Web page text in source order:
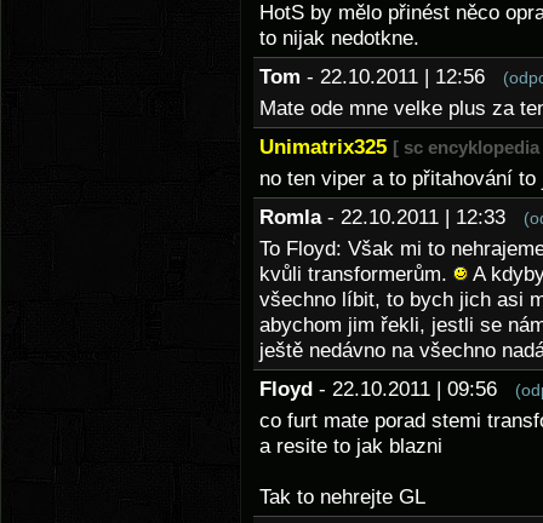
HotS by mělo přinést něco
to nijak nedotkne.
Tom - 22.10.2011 | 12:56
Mate ode mne velke plus za
Unimatrix325 [ sc encyklopedia
no ten viper a to přitahování
Romla - 22.10.2011 | 12:33
To Floyd: Však mi to
kvůli transformerům.
A
všechno líbit, to bych jich asi
abychom jim řekli, jestli se
ještě nedávno na všechno
Floyd - 22.10.2011 | 09:56
co furt mate porad stemi
a resite to jak blazni
Tak to nehrejte GL